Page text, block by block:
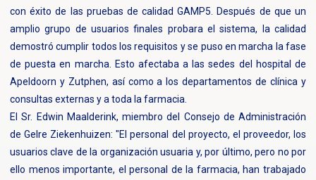
con éxito de las pruebas de calidad GAMP5. Después de que un
amplio grupo de usuarios finales probara el sistema, la calidad
demostró cumplir todos los requisitos y se puso en marcha la fase
de puesta en marcha. Esto afectaba a las sedes del hospital de
Apeldoorn y Zutphen, así como a los departamentos de clínica y
consultas externas y a toda la farmacia.
El Sr. Edwin Maalderink, miembro del Consejo de Administración
de Gelre Ziekenhuizen: "El personal del proyecto, el proveedor, los
usuarios clave de la organización usuaria y, por último, pero no por
ello menos importante, el personal de la farmacia, han trabajado